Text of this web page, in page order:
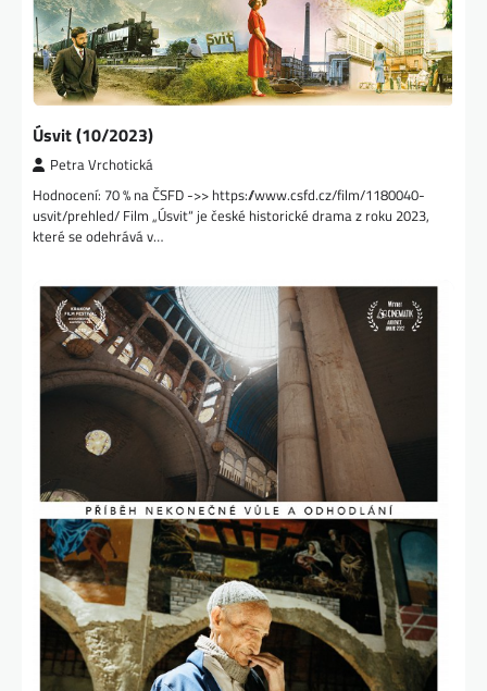
Úsvit (10/2023)
Petra Vrchotická
Hodnocení: 70 % na ČSFD ->> https://www.csfd.cz/film/1180040-
usvit/prehled/ Film „Úsvit“ je české historické drama z roku 2023,
které se odehrává v…